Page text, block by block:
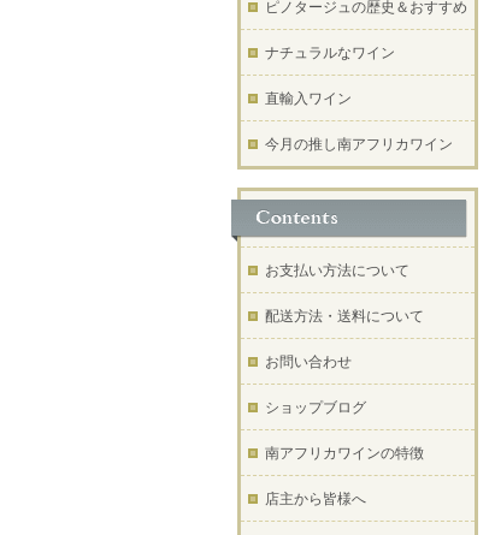
ピノタージュの歴史＆おすすめ
ナチュラルなワイン
直輸入ワイン
今月の推し南アフリカワイン
お支払い方法について
配送方法・送料について
お問い合わせ
ショップブログ
南アフリカワインの特徴
店主から皆様へ